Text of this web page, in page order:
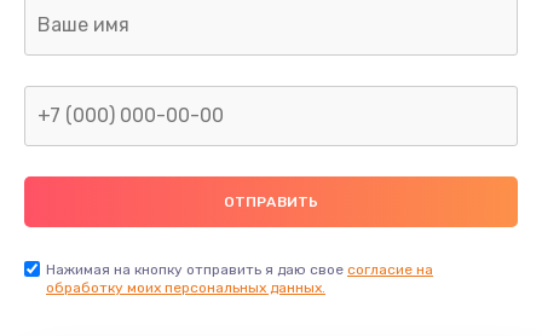
Нажимая на кнопку отправить я даю свое согласие на
обработку моих персональных данных.